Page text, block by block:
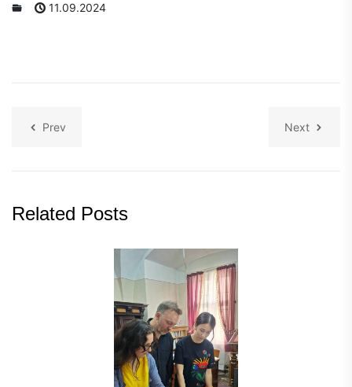
11.09.2024
Prev Next
Related Posts